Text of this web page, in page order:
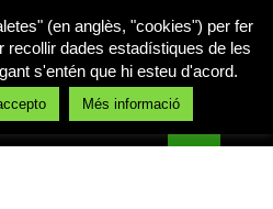
(en anglès, "cookies") per fer
recollir dades estadístiques de les
s'entén que hi esteu d'acord.
Més informació